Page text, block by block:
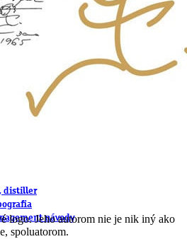
aplikácie
distiller
návody
logo. Jeho autorom nie je nik iný ako
spoluatorom.